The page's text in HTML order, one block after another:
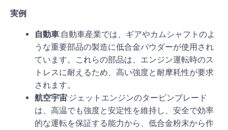
実例
自動車:自動車産業では、ギアやカムシャフトのよ
うな重要部品の製造に低合金パウダーが使用され
ています。これらの部品は、エンジン運転時のス
トレスに耐えるため、高い強度と耐摩耗性が要求
されます。
航空宇宙:ジェットエンジンのタービンブレード
は、高温でも強度と安定性を維持し、安全で効率
的な運転を保証する能力から、低合金粉末から作